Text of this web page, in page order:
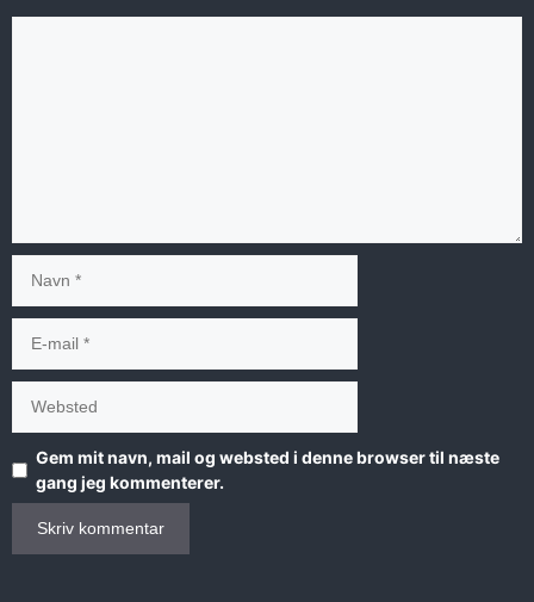
mail
Gem mit navn, mail og websted i denne browser til næste
gang jeg kommenterer.